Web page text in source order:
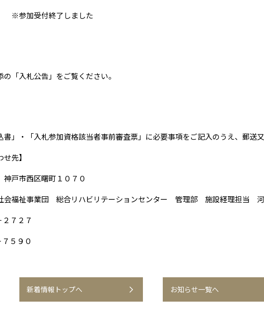
了しました
「入札公告」をご覧ください。
書」・「入札参加資格該当者事前審査票」に必要事項をご記入のうえ、郵送又
先】
戸市西区曙町１０７０
会福祉事業団 総合リハビリテーションセンター 管理部 施設経理担当
７２７
５９０
新着情報トップへ お知らせ一覧へ